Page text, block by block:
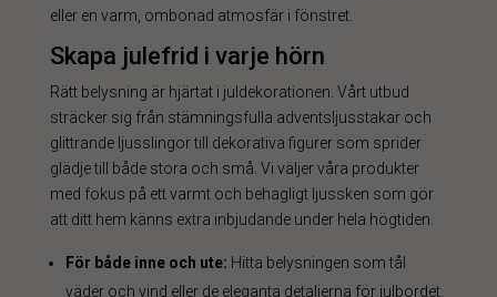
eller en varm, ombonad atmosfär i fönstret.
Skapa julefrid i varje hörn
Rätt belysning är hjärtat i juldekorationen. Vårt utbud
sträcker sig från stämningsfulla adventsljusstakar och
glittrande ljusslingor till dekorativa figurer som sprider
glädje till både stora och små. Vi väljer våra produkter
med fokus på ett varmt och behagligt ljussken som gör
att ditt hem känns extra inbjudande under hela högtiden.
För både inne och ute: Hitta belysningen som tål
väder och vind eller de eleganta detaljerna för julbordet.